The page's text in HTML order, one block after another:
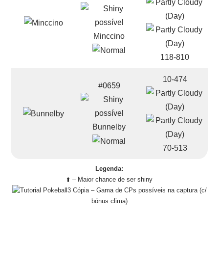
Minccino
118-810
#0659
Bunnelby
10-474
70-513
Legenda:
⬆️ – Maior chance de ser shiny
– Gama de CPs possíveis na captura (c/
bónus clima)